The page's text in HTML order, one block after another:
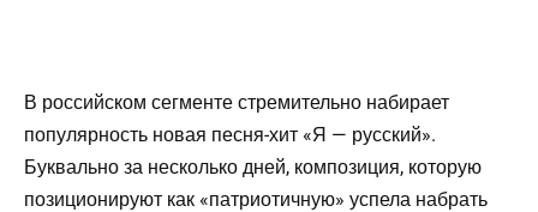
В российском сегменте стремительно набирает
популярность новая песня-хит «Я — русский».
Буквально за несколько дней, композиция, которую
позиционируют как «патриотичную» успела набрать